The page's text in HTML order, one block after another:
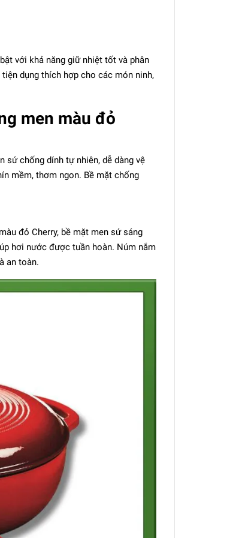
với khả năng giữ nhiệt tốt và phân
dụng thích hợp cho các món ninh,
men màu đỏ
sứ chống dính tự nhiên, dễ dàng vệ
mềm, thơm ngon. Bề mặt chống
đỏ Cherry, bề mặt men sứ sáng
hơi nước được tuần hoàn. Núm nắm
an toàn.